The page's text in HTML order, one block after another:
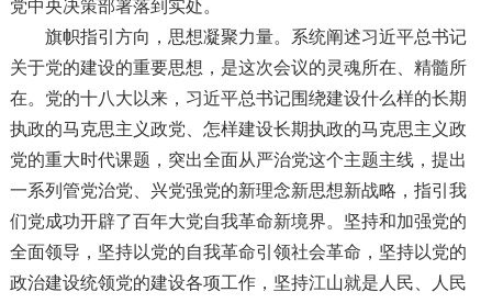
党中央决策部署落到实处。
旗帜指引方向，思想凝聚力量。系统阐述习近平总书记
关于党的建设的重要思想，是这次会议的灵魂所在、精髓所
在。党的十八大以来，习近平总书记围绕建设什么样的长期
执政的马克思主义政党、怎样建设长期执政的马克思主义政
党的重大时代课题，突出全面从严治党这个主题主线，提出
一系列管党治党、兴党强党的新理念新思想新战略，指引我
们党成功开辟了百年大党自我革命新境界。坚持和加强党的
全面领导，坚持以党的自我革命引领社会革命，坚持以党的
政治建设统领党的建设各项工作，坚持江山就是人民、人民